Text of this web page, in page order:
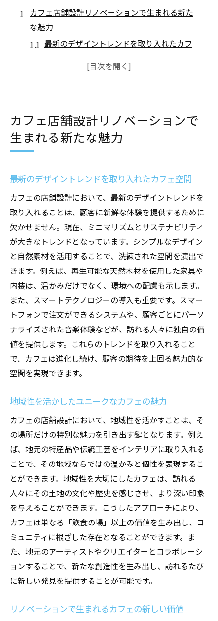
カフェ店舗設計リノベーションで生まれる新た
な魅力
最新のデザイントレンドを取り入れたカフ
地域性を活かしたユニークなカフェの魅力
顧客の嗜好を反映したカフェ設計の実例
カフェのアイデンティティを強化する設計
手法
法
トレンドを押さえたカフェ店舗設計リノベーシ
ョンの秘訣
カフェ設計における最新トレンドの取り入
れ方
革新的なデザインアイデアでカフェを活性
化
環境に配慮したサステナブルなカフェ設計
カフェリノベーションで流行を先取りする
方法
業界の成功事例から学ぶカフェ設計のヒン
ト
顧客を惹きつけるデザイン要素の選び方
ベーション
カフェの個性を引き立てるデザイン要素
光と影を活かしたカフェ空間の演出術
カフェの魅力を高める色彩と素材の選び方
効率的な空間配置でカフェの魅力をアップ
顧客を魅了するカフェのインテリアデザイ
ン
カフェの雰囲気を形作る照明の選び方
個性と快適さを兼ね備えたカフェ店舗設計のポ
イント
カフェの個性を引き出すオリジナルデザイ
ン
カフェにおけるプライバシーと開放感のバ
カフェ店舗設計リノベーションで
生まれる新たな魅力
最新のデザイントレンドを取り入れたカフェ空間
カフェの店舗設計において、最新のデザイントレンドを
取り入れることは、顧客に新鮮な体験を提供するために
欠かせません。現在、ミニマリズムとサステナビリティ
が大きなトレンドとなっています。シンプルなデザイン
と自然素材を活用することで、洗練された空間を演出で
きます。例えば、再生可能な天然木材を使用した家具や
内装は、温かみだけでなく、環境への配慮も示します。
また、スマートテクノロジーの導入も重要です。スマー
トフォンで注文ができるシステムや、顧客ごとにパーソ
ナライズされた音楽体験などが、訪れる人々に独自の価
値を提供します。これらのトレンドを取り入れること
で、カフェは進化し続け、顧客の期待を上回る魅力的な
空間を実現できます。
地域性を活かしたユニークなカフェの魅力
カフェの店舗設計において、地域性を活かすことは、そ
の場所だけの特別な魅力を引き出す鍵となります。例え
ば、地元の特産品や伝統工芸をインテリアに取り入れる
ことで、その地域ならではの温かみと個性を表現するこ
とができます。地域性を大切にしたカフェは、訪れる
人々にその土地の文化や歴史を感じさせ、より深い印象
を与えることができます。こうしたアプローチにより、
カフェは単なる「飲食の場」以上の価値を生み出し、コ
ミュニティに根ざした存在となることができます。ま
た、地元のアーティストやクリエイターとコラボレーシ
ョンすることで、新たな創造性を生み出し、訪れるたび
に新しい発見を提供することが可能です。
リノベーションで生まれるカフェの新しい価値